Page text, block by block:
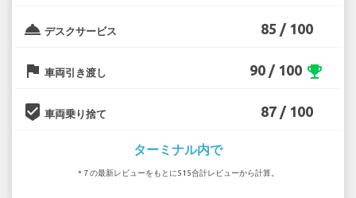
room_service デスクサービス 85 / 100
flag 車両引き渡し 90 / 100 emoji_events
beenhere 車両乗り捨て 87 / 100
ターミナル内で
* 7 の最新レビューをもとに515合計レビューから計算。